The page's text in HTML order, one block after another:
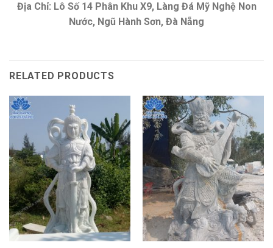
Địa Chỉ: Lô Số 14 Phân Khu X9, Làng Đá Mỹ Nghệ Non
Nước, Ngũ Hành Sơn, Đà Nẵng
RELATED PRODUCTS